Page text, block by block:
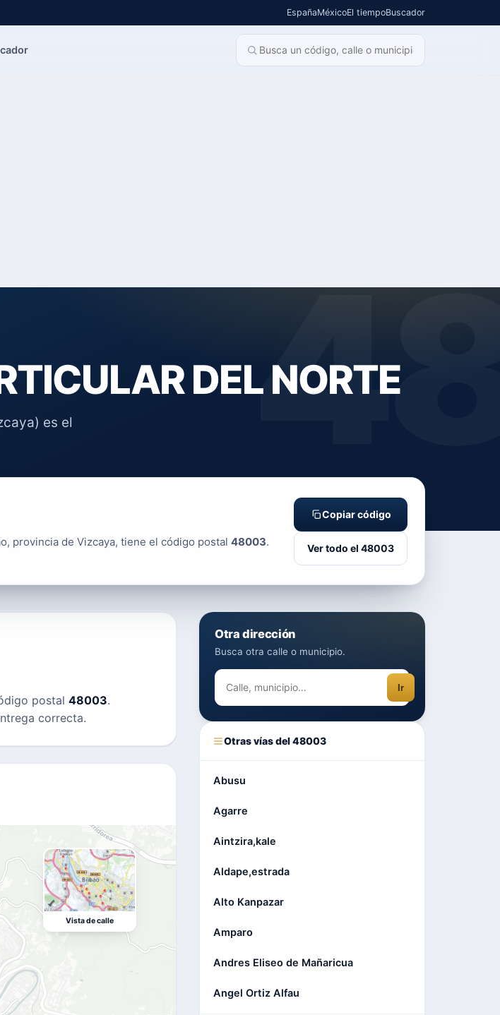
EspañaMéxicoEl tiempoBuscador
DEL NORTE
es el
provincia de Vizcaya, tiene el código postal 48003.
Copiar código
Ver todo el 48003
postal 48003.
correcta.
Vista de calle
Otra dirección
Busca otra calle o municipio.
Ir
Otras vías del 48003
Abusu
Agarre
Aintzira,kale
Aldape,estrada
Alto Kanpazar
Amparo
Andres Eliseo de Mañaricua
Angel Ortiz Alfau